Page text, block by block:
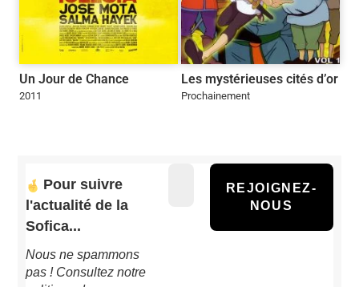
Un Jour de Chance
2011
Les mystérieuses cités d’or
Prochainement
Pour suivre
l'actualité de la
Sofica...
Nous ne spammons
pas ! Consultez notre